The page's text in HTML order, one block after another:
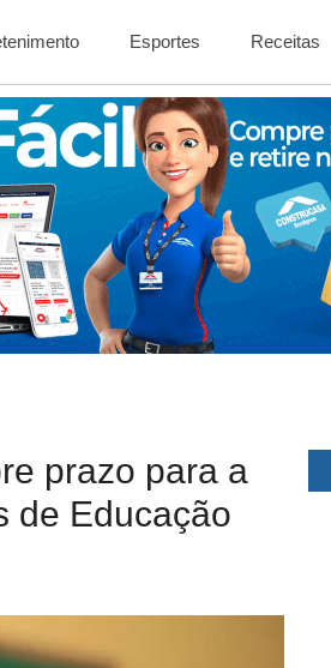
Esportes Receitas
prazo para a
de Educação